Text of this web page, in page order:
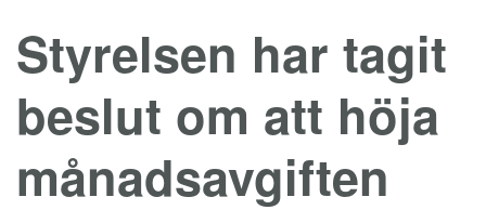
Styrelsen har tagit
beslut om att höja
månadsavgiften